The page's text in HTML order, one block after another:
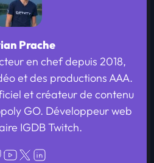
Prache
en chef depuis 2018,
et des productions AAA.
et créateur de contenu
GO. Développeur web
IGDB Twitch.